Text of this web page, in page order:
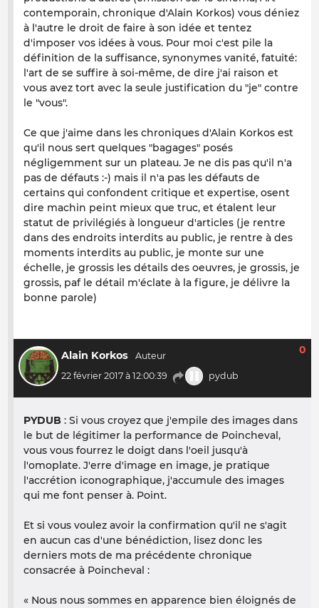
contemporain, chronique d'Alain Korkos) vous déniez
à l'autre le droit de faire à son idée et tentez
d'imposer vos idées à vous. Pour moi c'est pile la
définition de la suffisance, synonymes vanité, fatuité:
l'art de se suffire à soi-même, de dire j'ai raison et
vous avez tort avec la seule justification du "je" contre
le "vous".
Ce que j'aime dans les chroniques d'Alain Korkos est
qu'il nous sert quelques "bagages" posés
négligemment sur un plateau. Je ne dis pas qu'il n'a
pas de défauts :-) mais il n'a pas les défauts de
certains qui confondent critique et expertise, osent
dire machin peint mieux que truc, et étalent leur
statut de privilégiés à longueur d'articles (je rentre
dans des endroits interdits au public, je rentre à des
moments interdits au public, je monte sur une
échelle, je grossis les détails des oeuvres, je grossis, je
grossis, paf le détail m'éclate à la figure, je délivre la
bonne parole)
Alain Korkos
22 février 2017 à 12:00:39 pydub
0
PYDUB : Si vous croyez que j'empile des images dans
le but de légitimer la performance de Poincheval,
vous vous fourrez le doigt dans l'oeil jusqu'à
l'omoplate. J'erre d'image en image, je pratique
l'accrétion iconographique, j'accumule des images
qui me font penser à. Point.
Et si vous voulez avoir la confirmation qu'il ne s'agit
en aucun cas d'une bénédiction, lisez donc les
derniers mots de ma précédente chronique
consacrée à Poincheval :
« Nous nous sommes en apparence bien éloignés de